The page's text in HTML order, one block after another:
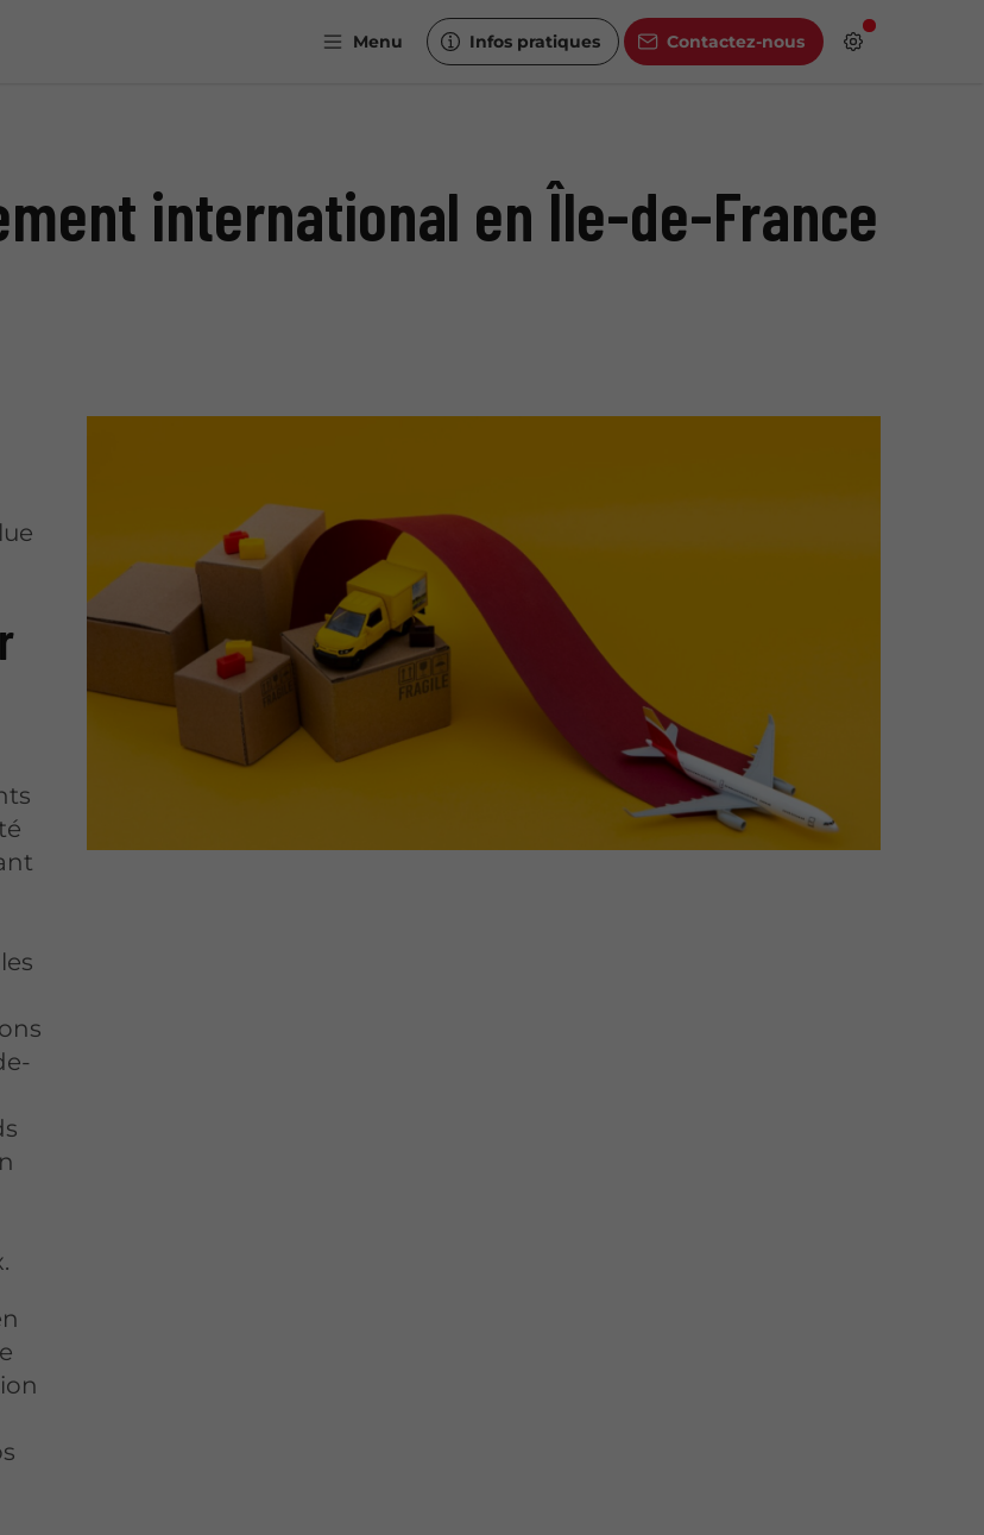
Menu Infos pratiques Contactez-nous
international en Île-de-France